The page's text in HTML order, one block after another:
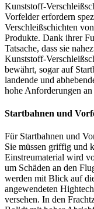
Kunststoff-
Vorfelder erfordern
Verschleißschichten
Produkte. Dank ihrer
Tatsache, dass sie
Kunststoff-
bewährt, sogar auf
landende und
hohe Anforderungen
Startbahnen und
Für Startbahnen und
Sie müssen griffig und
Einstreumaterial wird
um Schäden an den
werden mit Blick auf
angewendeten
versehen. In den